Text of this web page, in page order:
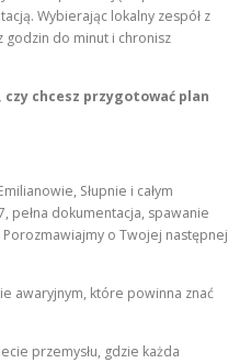
Wybierając lokalny zespół z
godzin do minut i chronisz
chcesz przygotować plan
Słupnie i całym
pełna dokumentacja, spawanie
o Twojej następnej
awaryjnym, które powinna znać
przemysłu, gdzie każda